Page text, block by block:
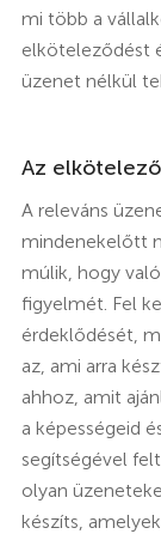
mi több a
elköteleződést
üzenet nélkül
Az
A releváns
mindenekelőtt
múlik, hogy
figyelmét. Fel
érdeklődését,
az, ami arra
ahhoz, amit
a képességeid
segítségével
olyan
készíts,